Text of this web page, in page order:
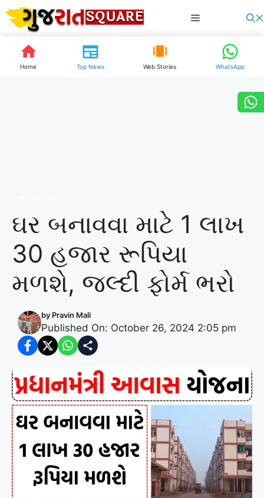
Skip
content
Menu
Home Top News Web Stories WhatsApp
ઘર બનાવવા માટે 1 લાખ
30 હજાર રૂપિયા
મળશે, જલ્દી ફોર્મ ભરો
by Pravin Mali
Published On: October 26, 2024 2:05 pm